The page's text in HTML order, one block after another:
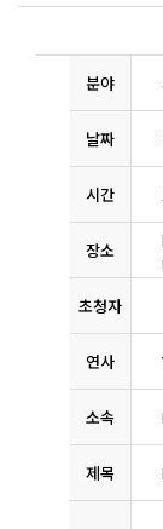
분야
날짜
시간
장소
초청자
연사
소속
제목